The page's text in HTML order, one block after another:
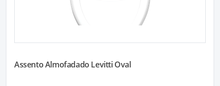
Assento Almofadado Levitti Oval